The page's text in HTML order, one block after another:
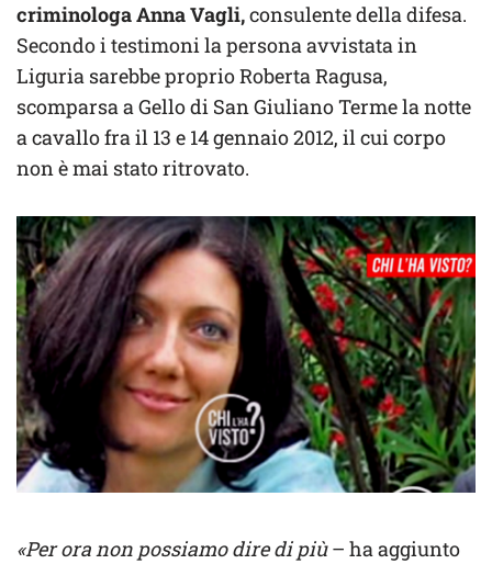
criminologa Anna Vagli,consulente della difesa.
Secondo i testimoni la persona avvistata in
Liguria sarebbe proprio Roberta Ragusa,
scomparsa a Gello di San Giuliano Terme la notte
a cavallo fra il 13 e 14 gennaio 2012, il cui corpo
non è mai stato ritrovato.
«Per ora non possiamo dire di più– ha aggiunto